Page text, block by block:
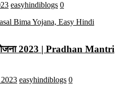
easyhindiblogs 0
2023 | Pradhan Mantri
easyhindiblogs 0